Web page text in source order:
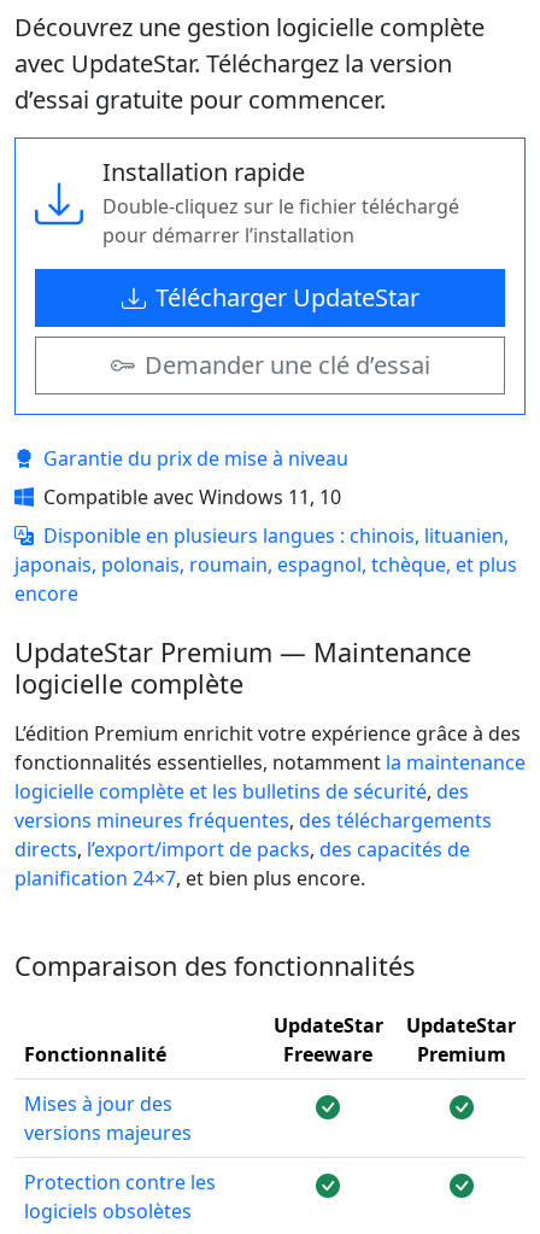
Découvrez une gestion logicielle complète
avec UpdateStar. Téléchargez la version
d’essai gratuite pour commencer.
Installation rapide
Double-cliquez sur le fichier téléchargé
pour démarrer l’installation
Télécharger UpdateStar
Demander une clé d’essai
Garantie du prix de mise à niveau
Compatible avec Windows 11, 10
Disponible en plusieurs langues : chinois, lituanien,
japonais, polonais, roumain, espagnol, tchèque, et plus
encore
UpdateStar Premium — Maintenance
logicielle complète
L’édition Premium enrichit votre expérience grâce à des
fonctionnalités essentielles, notamment la maintenance
logicielle complète et les bulletins de sécurité, des
versions mineures fréquentes, des téléchargements
directs, l’export/import de packs, des capacités de
planification 24×7, et bien plus encore.
Comparaison des fonctionnalités
Fonctionnalité
UpdateStar
Freeware
UpdateStar
Premium
Mises à jour des
versions majeures
Protection contre les
logiciels obsolètes